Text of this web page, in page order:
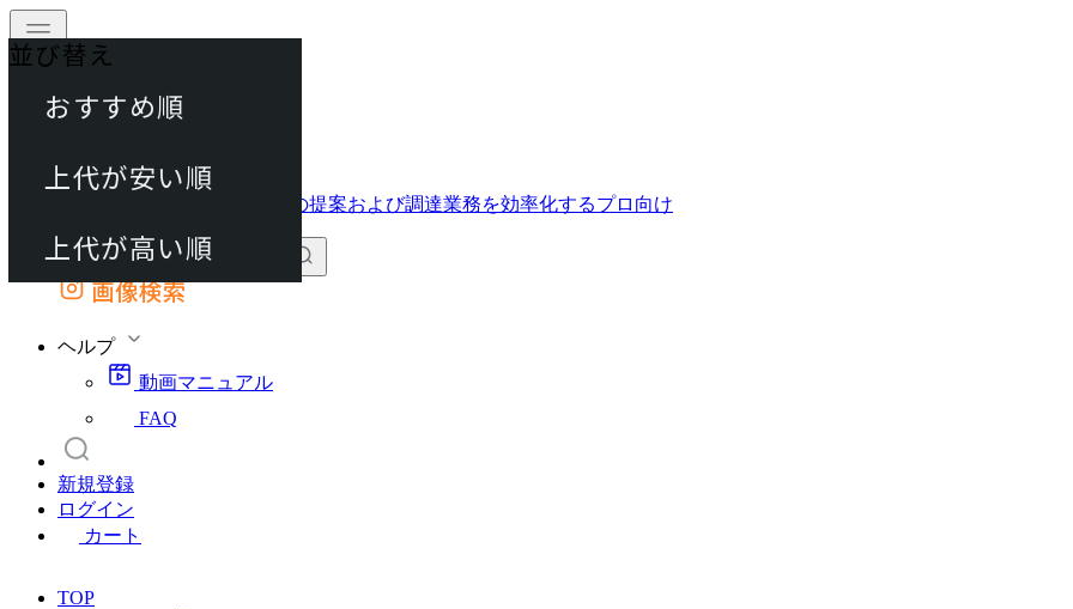
動画マニュアル
外部サイトの商品をカートに追加
画像検索
ヘルプ
動画マニュアル
FAQ
新規登録
ログイン
カート
TOP
40件
並び替え
おすすめ順
上代が安い順
上代が高い順